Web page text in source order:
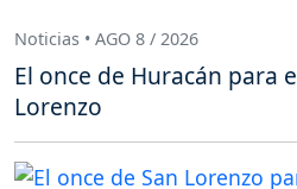
Noticias • AGO 8 / 2026
El once de Huracán para
Lorenzo